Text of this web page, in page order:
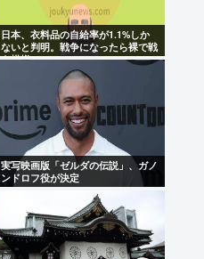
日本、衣料品の自給率が1.1%しか
ないと判明。戦争になったら裸で戦
う模様www
実写映画版「ゼルダの伝説」、ガノ
ンドロフ役が決定